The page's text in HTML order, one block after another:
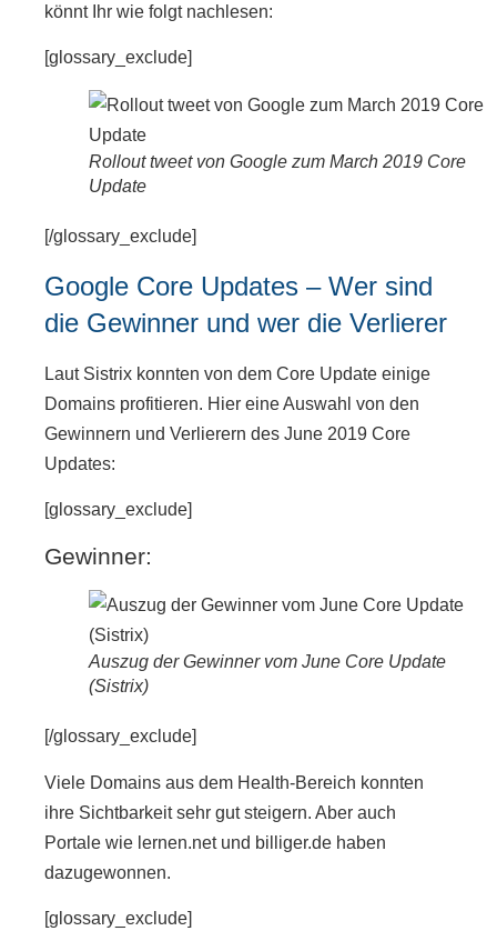
könnt Ihr wie folgt nachlesen:
[glossary_exclude]
Rollout tweet von Google zum March 2019 Core
Update
[/glossary_exclude]
Google Core Updates – Wer sind
die Gewinner und wer die Verlierer
Laut Sistrix konnten von dem Core Update einige
Domains profitieren. Hier eine Auswahl von den
Gewinnern und Verlierern des June 2019 Core
Updates:
[glossary_exclude]
Gewinner:
Auszug der Gewinner vom June Core Update
(Sistrix)
[/glossary_exclude]
Viele Domains aus dem Health-Bereich konnten
ihre Sichtbarkeit sehr gut steigern. Aber auch
Portale wie lernen.net und billiger.de haben
dazugewonnen.
[glossary_exclude]